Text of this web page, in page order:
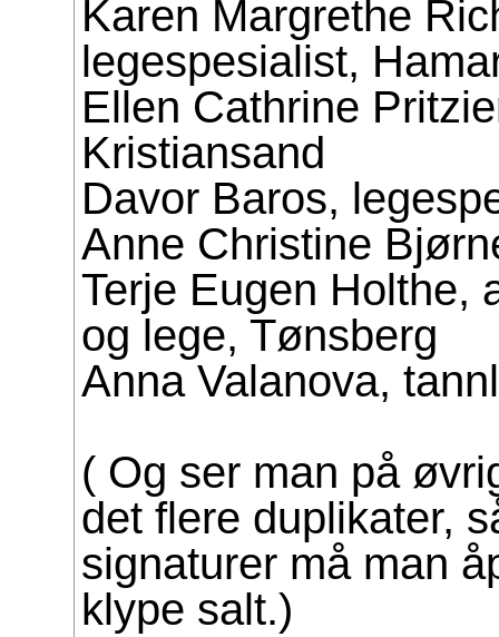
Karen Margrethe
legespesialist,
Ellen Cathrine
Kristiansand
Davor Baros,
Anne Christine
Terje Eugen Holthe,
og lege, Tønsberg
Anna Valanova,
( Og ser man på
det flere duplikater,
signaturer må man
klype salt.)